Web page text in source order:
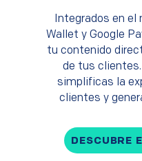
Integrados en el
Wallet y Google
tu contenido
de tus
simplificas la
clientes y
DESCUBRE